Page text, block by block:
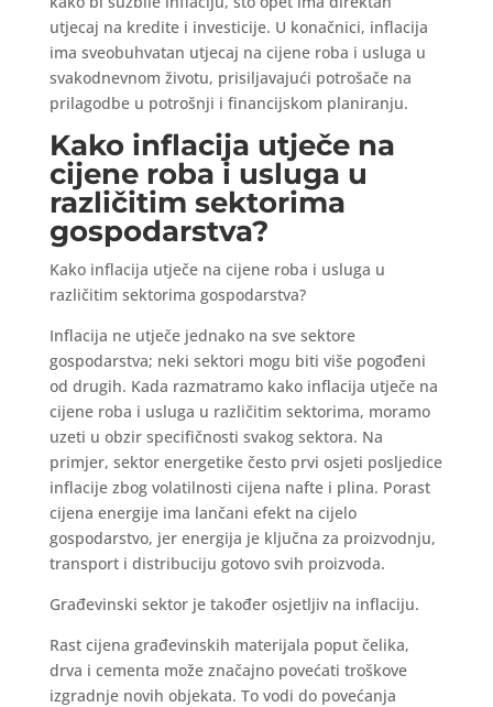
utjecaj na kredite i investicije. U konačnici, inflacija
ima sveobuhvatan utjecaj na cijene roba i usluga u
svakodnevnom životu, prisiljavajući potrošače na
prilagodbe u potrošnji i financijskom planiranju.
Kako inflacija utječe na
cijene roba i usluga u
različitim sektorima
gospodarstva?
Kako inflacija utječe na cijene roba i usluga u
različitim sektorima gospodarstva?
Inflacija ne utječe jednako na sve sektore
gospodarstva; neki sektori mogu biti više pogođeni
od drugih. Kada razmatramo kako inflacija utječe na
cijene roba i usluga u različitim sektorima, moramo
uzeti u obzir specifičnosti svakog sektora. Na
primjer, sektor energetike često prvi osjeti posljedice
inflacije zbog volatilnosti cijena nafte i plina. Porast
cijena energije ima lančani efekt na cijelo
gospodarstvo, jer energija je ključna za proizvodnju,
transport i distribuciju gotovo svih proizvoda.
Građevinski sektor je također osjetljiv na inflaciju.
Rast cijena građevinskih materijala poput čelika,
drva i cementa može značajno povećati troškove
izgradnje novih objekata. To vodi do povećanja